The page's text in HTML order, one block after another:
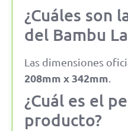
¿Cuáles son
del Bambu
Las dimensiones
208mm x 342mm.
¿Cuál es el
producto?